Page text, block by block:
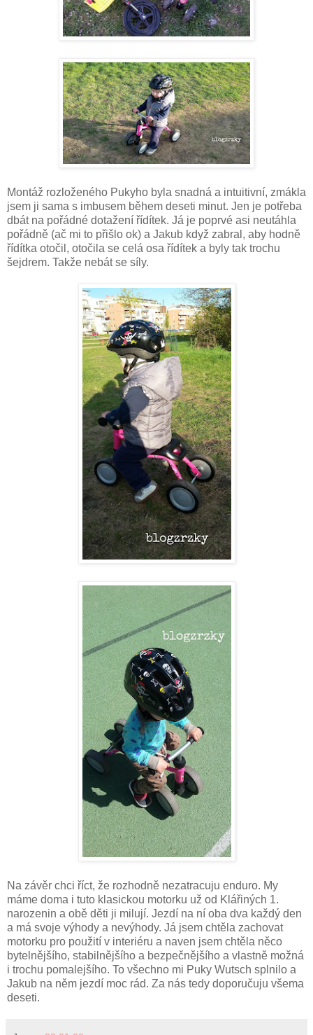
Montáž rozloženého Pukyho byla snadná a intuitivní, zmákla
jsem ji sama s imbusem během deseti minut. Jen je potřeba
dbát na pořádné dotažení řídítek. Já je poprvé asi neutáhla
pořádně (ač mi to přišlo ok) a Jakub když zabral, aby hodně
řídítka otočil, otočila se celá osa řídítek a byly tak trochu
šejdrem. Takže nebát se síly.
Na závěr chci říct, že rozhodně nezatracuju enduro. My
máme doma i tuto klasickou motorku už od Klářiných 1.
narozenin a obě děti ji milují. Jezdí na ní oba dva každý den
a má svoje výhody a nevýhody. Já jsem chtěla zachovat
motorku pro použití v interiéru a naven jsem chtěla něco
bytelnějšího, stabilnějšího a bezpečnějšího a vlastně možná
i trochu pomalejšího. To všechno mi Puky Wutsch splnilo a
Jakub na něm jezdí moc rád. Za nás tedy doporučuju všema
deseti.